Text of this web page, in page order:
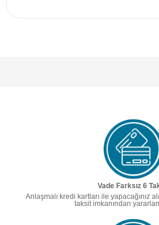
Vade Farksız 6
Anlaşmalı kredi kartları ile yapacağınız
taksit imkanından